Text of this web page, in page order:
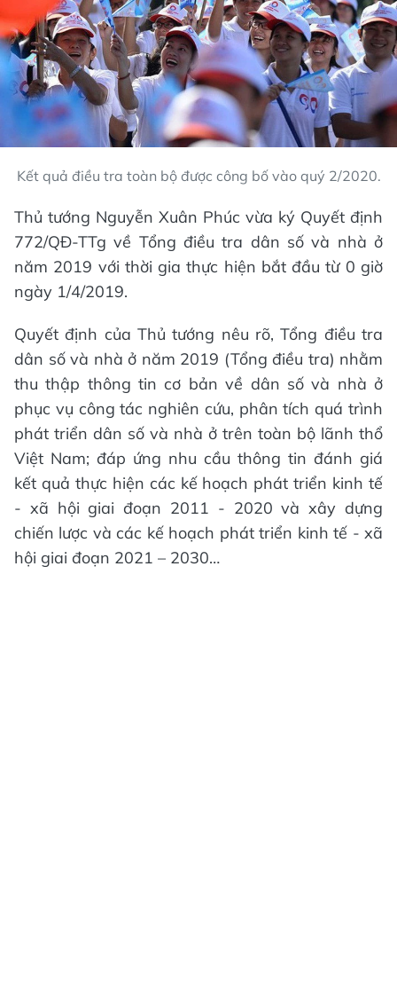
Kết quả điều tra toàn bộ được công bố vào quý 2/2020.
Thủ tướng Nguyễn Xuân Phúc vừa ký Quyết định
772/QĐ-TTg về Tổng điều tra dân số và nhà ở
năm 2019 với thời gia thực hiện bắt đầu từ 0 giờ
ngày 1/4/2019.
Quyết định của Thủ tướng nêu rõ, Tổng điều tra
dân số và nhà ở năm 2019 (Tổng điều tra) nhằm
thu thập thông tin cơ bản về dân số và nhà ở
phục vụ công tác nghiên cứu, phân tích quá trình
phát triển dân số và nhà ở trên toàn bộ lãnh thổ
Việt Nam; đáp ứng nhu cầu thông tin đánh giá
kết quả thực hiện các kế hoạch phát triển kinh tế
- xã hội giai đoạn 2011 - 2020 và xây dựng
chiến lược và các kế hoạch phát triển kinh tế - xã
hội giai đoạn 2021 – 2030…